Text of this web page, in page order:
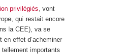
privilégiés, vont
qui restait encore
la CEE), va se
effet d’acheminer
importants